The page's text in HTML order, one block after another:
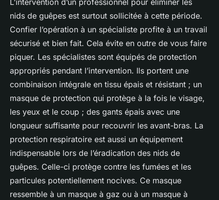
L’intervention d’un professionnel pour éliminer les
nids de guêpes est surtout sollicitée à cette période.
Confier l’opération à un spécialiste profite à un travail
sécurisé et bien fait. Cela évite en outre de vous faire
piquer. Les spécialistes sont équipés de protection
appropriés pendant l’intervention. Ils portent une
combinaison intégrale en tissu épais et résistant ; un
masque de protection qui protège à la fois le visage,
les yeux et le coup ; des gants épais avec une
longueur suffisante pour recouvrir les avant-bras. La
protection respiratoire est aussi un équipement
indispensable lors de l’éradication des nids de
guêpes. Celle-ci protège contre les fumées et les
particules potentiellement nocives. Ce masque
ressemble à un masque à gaz ou à un masque à